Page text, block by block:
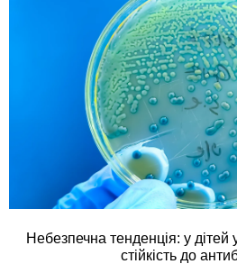
Небезпечна тенденція: у дітей
стійкість до